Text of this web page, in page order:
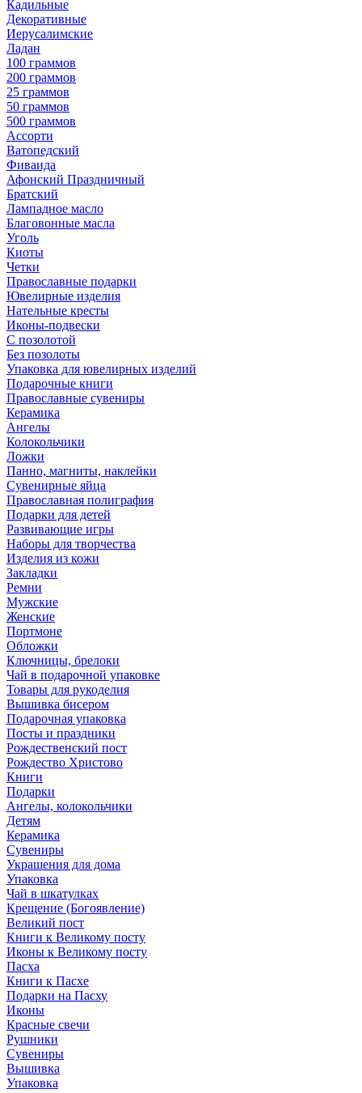
Кадильные
Декоративные
Иерусалимские
Ладан
100 граммов
200 граммов
25 граммов
50 граммов
500 граммов
Ассорти
Ватопедский
Фиваида
Афонский Праздничный
Братский
Лампадное масло
Благовонные масла
Уголь
Киоты
Четки
Православные подарки
Ювелирные изделия
Нательные кресты
Иконы-подвески
С позолотой
Без позолоты
Упаковка для ювелирных изделий
Подарочные книги
Православные сувениры
Керамика
Ангелы
Колокольчики
Ложки
Панно, магниты, наклейки
Сувенирные яйца
Православная полиграфия
Подарки для детей
Развивающие игры
Наборы для творчества
Изделия из кожи
Закладки
Ремни
Мужские
Женские
Портмоне
Обложки
Ключницы, брелоки
Чай в подарочной упаковке
Товары для рукоделия
Вышивка бисером
Подарочная упаковка
Посты и праздники
Рождественский пост
Рождество Христово
Книги
Подарки
Ангелы, колокольчики
Детям
Керамика
Сувениры
Украшения для дома
Упаковка
Чай в шкатулках
Крещение (Богоявление)
Великий пост
Книги к Великому посту
Иконы к Великому посту
Пасха
Книги к Пасхе
Подарки на Пасху
Иконы
Красные свечи
Рушники
Сувениры
Вышивка
Упаковка